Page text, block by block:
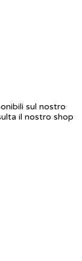
sul nostro
il nostro shop